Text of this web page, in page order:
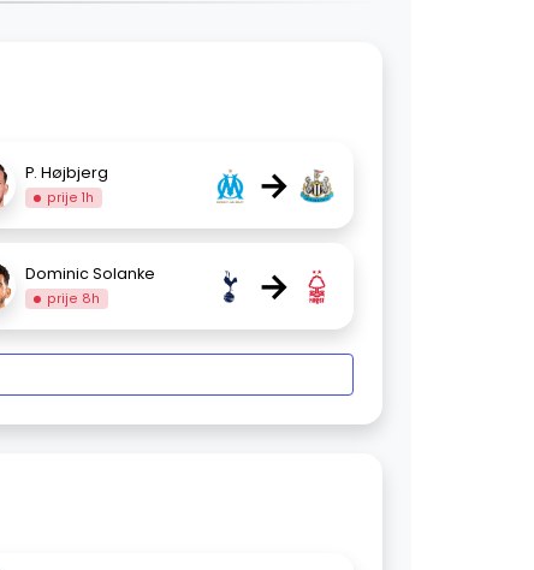
P. Højbjerg
prije 1h →
Dominic Solanke
prije 8h →